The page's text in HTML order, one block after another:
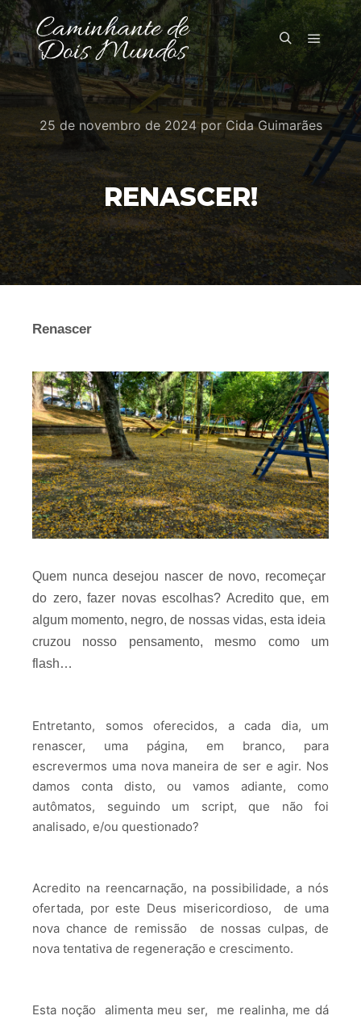
PesquisaMenu
25 de novembro de 2024por Cida Guimarães
RENASCER!
Renascer
Quem nunca desejou nascer de novo, recomeçar
do zero, fazer novas escolhas? Acredito que, em
algum momento, negro, de nossas vidas, esta ideia
cruzou nosso pensamento, mesmo como um
flash…
Entretanto, somos oferecidos, a cada dia, um
renascer, uma página, em branco, para
escrevermos uma nova maneira de ser e agir. Nos
damos conta disto, ou vamos adiante, como
autômatos, seguindo um script, que não foi
analisado, e/ou questionado?
Acredito na reencarnação, na possibilidade, a nós
ofertada, por este Deus misericordioso, de uma
nova chance de remissão de nossas culpas, de
nova tentativa de regeneração e crescimento.
Esta noção alimenta meu ser, me realinha, me dá